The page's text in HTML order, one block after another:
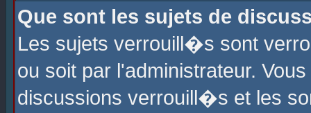
Que sont les sujets de
Les sujets verrouill�s sont
ou soit par l'administrateur.
discussions verrouill�s et les